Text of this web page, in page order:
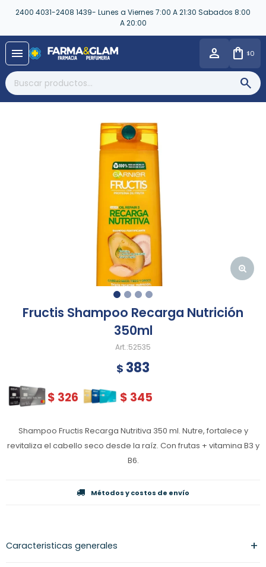
2400 4031-2408 1439- Lunes a Viernes 7:00 A 21:30 Sabados 8:00
A 20:00
menu $0
Fructis Shampoo Recarga Nutrición
350ml
52535
$ 383
$ 326 $ 345
Shampoo Fructis Recarga Nutritiva 350 ml. Nutre, fortalece y
revitaliza el cabello seco desde la raíz. Con frutas + vitamina B3 y
B6.
Métodos y costos de envío
Caracteristicas generales